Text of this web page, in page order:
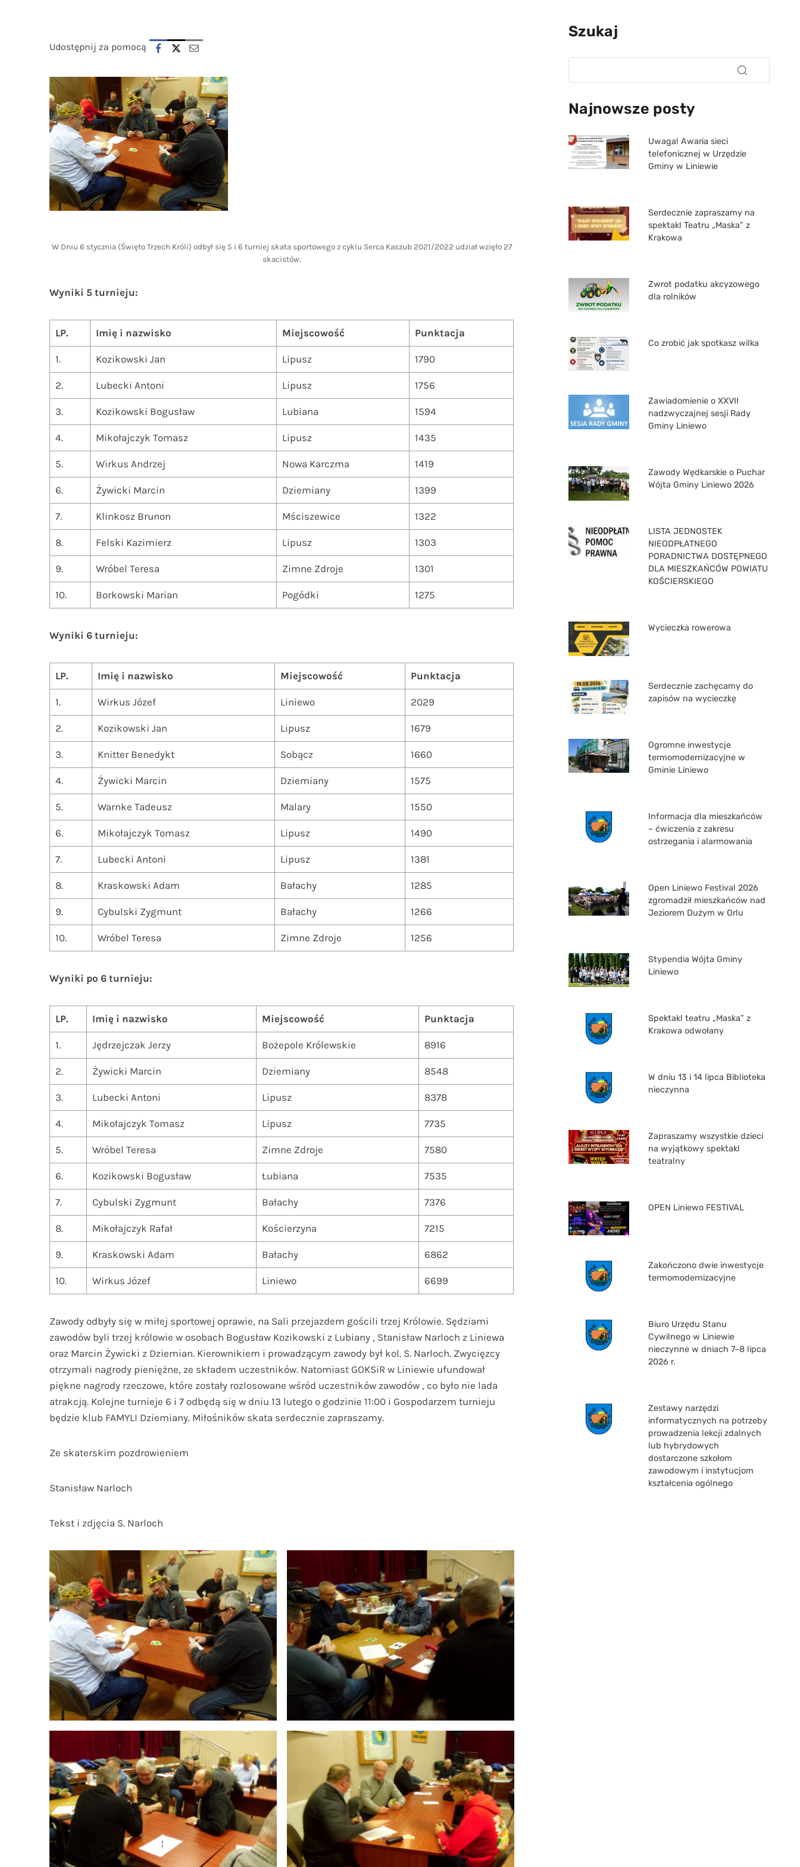
Udostępnij za pomocą
W Dniu 6 stycznia (Święto Trzech Króli) odbył się 5 i 6 turniej skata sportowego z cyklu Serca Kaszub 2021/2022 udział wzięło 27
skacistów.
Wyniki 5 turnieju:
LP. Imię i nazwisko Miejscowość Punktacja
1. Kozikowski Jan Lipusz 1790
2. Lubecki Antoni Lipusz 1756
3. Kozikowski Bogusław Lubiana 1594
4. Mikołajczyk Tomasz Lipusz 1435
5. Wirkus Andrzej Nowa Karczma 1419
6. Żywicki Marcin Dziemiany 1399
7. Klinkosz Brunon Mściszewice 1322
8. Felski Kazimierz Lipusz 1303
9. Wróbel Teresa Zimne Zdroje 1301
10. Borkowski Marian Pogódki 1275
Wyniki 6 turnieju:
LP. Imię i nazwisko Miejscowość Punktacja
1. Wirkus Józef Liniewo 2029
2. Kozikowski Jan Lipusz 1679
3. Knitter Benedykt Sobącz 1660
4. Żywicki Marcin Dziemiany 1575
5. Warnke Tadeusz Malary 1550
6. Mikołajczyk Tomasz Lipusz 1490
7. Lubecki Antoni Lipusz 1381
8. Kraskowski Adam Bałachy 1285
9. Cybulski Zygmunt Bałachy 1266
10. Wróbel Teresa Zimne Zdroje 1256
Wyniki po 6 turnieju:
LP. Imię i nazwisko Miejscowość Punktacja
1. Jędrzejczak Jerzy Bożepole Królewskie 8916
2. Żywicki Marcin Dziemiany 8548
3. Lubecki Antoni Lipusz 8378
4. Mikołajczyk Tomasz Lipusz 7735
5. Wróbel Teresa Zimne Zdroje 7580
6. Kozikowski Bogusław Łubiana 7535
7. Cybulski Zygmunt Bałachy 7376
8. Mikołajczyk Rafał Kościerzyna 7215
9. Kraskowski Adam Bałachy 6862
10. Wirkus Józef Liniewo 6699
Zawody odbyły się w miłej sportowej oprawie, na Sali przejazdem gościli trzej Królowie. Sędziami
zawodów byli trzej królowie w osobach Bogusław Kozikowski z Lubiany , Stanisław Narloch z Liniewa
oraz Marcin Żywicki z Dziemian. Kierownikiem i prowadzącym zawody był kol. S. Narloch. Zwycięzcy
otrzymali nagrody pieniężne, ze składem uczestników. Natomiast GOKSiR w Liniewie ufundował
piękne nagrody rzeczowe, które zostały rozlosowane wśród uczestników zawodów , co było nie lada
atrakcją. Kolejne turnieje 6 i 7 odbędą się w dniu 13 lutego o godzinie 11:00 i Gospodarzem turnieju
będzie klub FAMYLI Dziemiany. Miłośników skata serdecznie zapraszamy.
Ze skaterskim pozdrowieniem
Stanisław Narloch
Tekst i zdjęcia S. Narloch
Szukaj
Najnowsze posty
Uwaga! Awaria sieci
telefonicznej w Urzędzie
Gminy w Liniewie
Serdecznie zapraszamy na
spektakl Teatru „Maska” z
Krakowa
Zwrot podatku akcyzowego
dla rolników
Co zrobić jak spotkasz wilka
Zawiadomienie o XXVII
nadzwyczajnej sesji Rady
Gminy Liniewo
Zawody Wędkarskie o Puchar
Wójta Gminy Liniewo 2026
LISTA JEDNOSTEK
NIEODPŁATNEGO
PORADNICTWA DOSTĘPNEGO
DLA MIESZKAŃCÓW POWIATU
KOŚCIERSKIEGO
Wycieczka rowerowa
Serdecznie zachęcamy do
zapisów na wycieczkę
Ogromne inwestycje
termomodernizacyjne w
Gminie Liniewo
Informacja dla mieszkańców
– ćwiczenia z zakresu
ostrzegania i alarmowania
Open Liniewo Festival 2026
zgromadził mieszkańców nad
Jeziorem Dużym w Orlu
Stypendia Wójta Gminy
Liniewo
Spektakl teatru „Maska” z
Krakowa odwołany
W dniu 13 i 14 lipca Biblioteka
nieczynna
Zapraszamy wszystkie dzieci
na wyjątkowy spektakl
teatralny
OPEN Liniewo FESTIVAL
Zakończono dwie inwestycje
termomodernizacyjne
Biuro Urzędu Stanu
Cywilnego w Liniewie
nieczynne w dniach 7–8 lipca
2026 r.
Zestawy narzędzi
informatycznych na potrzeby
prowadzenia lekcji zdalnych
lub hybrydowych
dostarczone szkołom
zawodowym i instytucjom
kształcenia ogólnego